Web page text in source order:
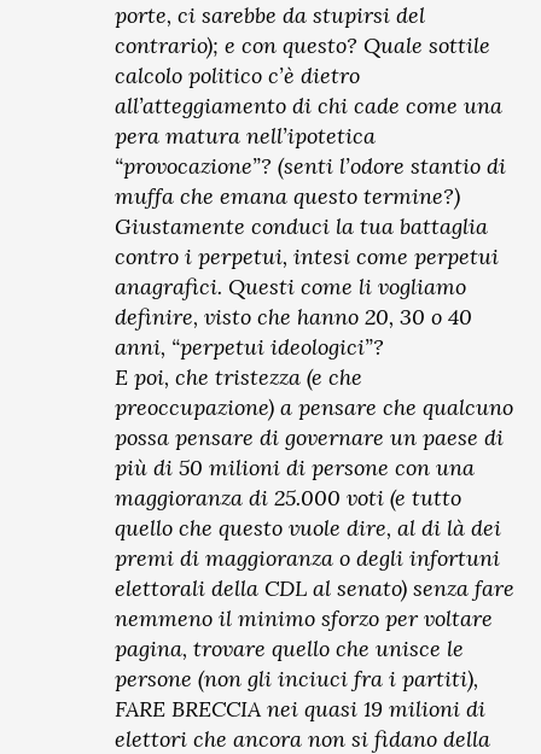
porte, ci sarebbe da stupirsi del
contrario); e con questo? Quale sottile
calcolo politico c’è dietro
all’atteggiamento di chi cade come una
pera matura nell’ipotetica
“provocazione”? (senti l’odore stantio di
muffa che emana questo termine?)
Giustamente conduci la tua battaglia
contro i perpetui, intesi come perpetui
anagrafici. Questi come li vogliamo
definire, visto che hanno 20, 30 o 40
anni, “perpetui ideologici”?
E poi, che tristezza (e che
preoccupazione) a pensare che qualcuno
possa pensare di governare un paese di
più di 50 milioni di persone con una
maggioranza di 25.000 voti (e tutto
quello che questo vuole dire, al di là dei
premi di maggioranza o degli infortuni
elettorali della CDL al senato) senza fare
nemmeno il minimo sforzo per voltare
pagina, trovare quello che unisce le
persone (non gli inciuci fra i partiti),
FARE BRECCIA nei quasi 19 milioni di
elettori che ancora non si fidano della